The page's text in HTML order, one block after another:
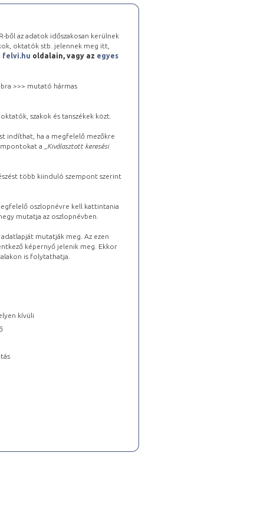
ből az adatok időszakosan kerülnek
oktatók stb. jelennek meg itt,
felvi.hu oldalain, vagy az egyes
>>> mutató hármas
szakok és tanszékek közt.
indíthat, ha a megfelelő mezőkre
a „ Kiválasztott keresési
több kiinduló szempont szerint
oszlopnévre kell kattintania
mutatja az oszlopnévben.
mutatják meg. Az ezen
képernyő jelenik meg. Ekkor
is folytathatja.
kívüli